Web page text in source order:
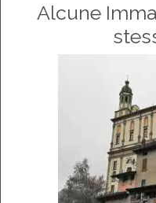
Alcune